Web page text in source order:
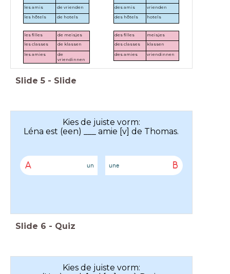
les amis
de vrienden
les hôtels
de hotels
les filles
de meisjes
les classes
de klassen
les amies
de
vriendinnen
des amis
vrienden
des hôtels
hotels
des filles
meisjes
des classes
klassen
des amies
vriendinnen
Slide 5 - Slide
Kies de juiste vorm:
Léna est (een) ___ amie [v] de Thomas.
A un B
une
Slide 6 - Quiz
Kies de juiste vorm: